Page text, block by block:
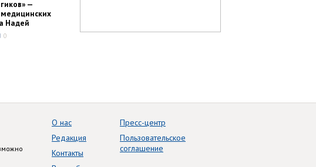
—
Надей
0
О нас
Редакция
Контакты
Пресс-центр
Пользовательское
соглашение